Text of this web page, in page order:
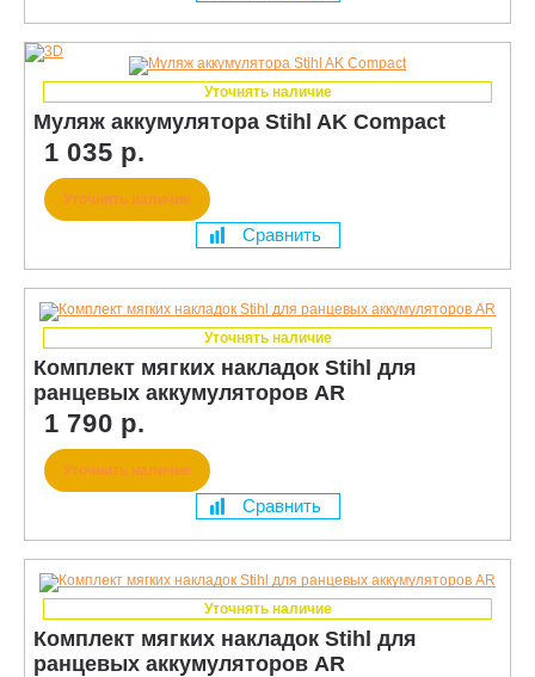
Уточнять наличие
Муляж аккумулятора Stihl AK Compact
1 035 р.
Уточнить наличие
Сравнить
Уточнять наличие
Комплект мягких накладок Stihl для
ранцевых аккумуляторов AR
1 790 р.
Уточнить наличие
Сравнить
Уточнять наличие
Комплект мягких накладок Stihl для
ранцевых аккумуляторов AR